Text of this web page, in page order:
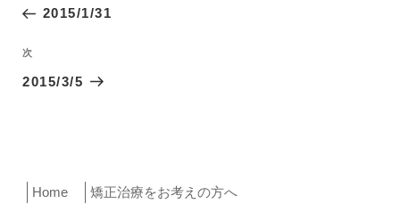
ナ
ビ
ゲ
去
投
稿
2015/1/31
次
の
次
2015/3/5
Home 矯正治療をお考えの方へ